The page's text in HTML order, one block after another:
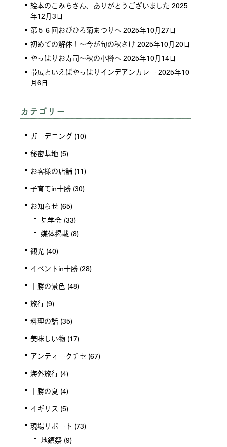
絵本のこみちさん、ありがとうございました 2025
年12月3日
第５６回おびひろ菊まつりへ 2025年10月27日
初めての解体！～今が旬の秋さけ 2025年10月20日
やっぱりお寿司～秋の小樽へ 2025年10月14日
帯広といえばやっぱりインデアンカレー 2025年10
月6日
カテゴリー
ガーデニング (10)
秘密基地 (5)
お客様の店舗 (11)
子育てin十勝 (30)
お知らせ (65)
見学会 (33)
媒体掲載 (8)
観光 (40)
イベントin十勝 (28)
十勝の景色 (48)
旅行 (9)
料理の話 (35)
美味しい物 (17)
アンティークチセ (67)
海外旅行 (4)
十勝の夏 (4)
イギリス (5)
現場リポート (73)
地鎮祭 (9)